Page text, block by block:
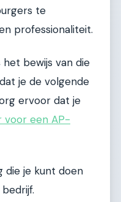
te
professionaliteit.
bewijs van die
je de volgende
ervoor dat je
voor een AP-
die je kunt doen